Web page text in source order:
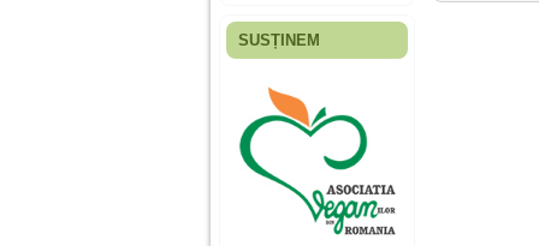
Fiica mea s-a nascut
ani, privind in urma
realizez cat de multe
greseli am facut in
educatia si cresterea
ei, am fost o mama
egoista, preocupata
de implinirea
profesionala, cand ea
era mica am neglijat-
SUSȚINEM